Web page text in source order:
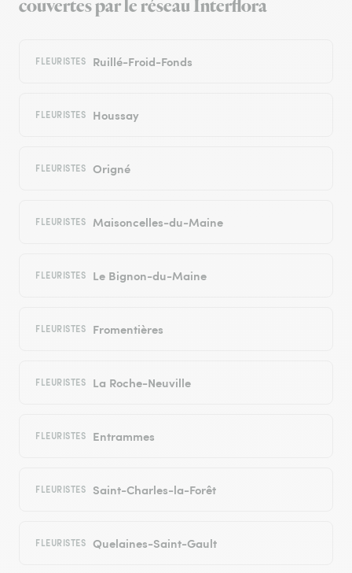
couvertes par le réseau Interflora
FLEURISTES Ruillé-Froid-Fonds
FLEURISTES Houssay
FLEURISTES Origné
FLEURISTES Maisoncelles-du-Maine
FLEURISTES Le Bignon-du-Maine
FLEURISTES Fromentières
FLEURISTES La Roche-Neuville
FLEURISTES Entrammes
FLEURISTES Saint-Charles-la-Forêt
FLEURISTES Quelaines-Saint-Gault